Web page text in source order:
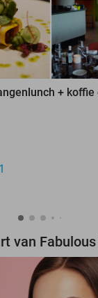
+
van